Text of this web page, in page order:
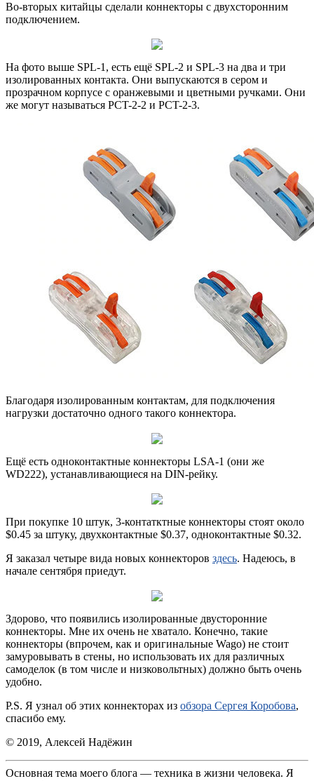
Во-вторых китайцы сделали коннекторы с двухсторонним
подключением.
На фото выше SPL-1, есть ещё SPL-2 и SPL-3 на два и три
изолированных контакта. Они выпускаются в сером и
прозрачном корпусе с оранжевыми и цветными ручками. Они
же могут называться PCT-2-2 и PCT-2-3.
Благодаря изолированным контактам, для подключения
нагрузки достаточно одного такого коннектора.
Ещё есть одноконтактные коннекторы LSA-1 (они же
WD222), устанавливающиеся на DIN-рейку.
При покупке 10 штук, 3-контатктные коннекторы стоят около
$0.45 за штуку, двухконтактные $0.37, одноконтактные $0.32.
Я заказал четыре вида новых коннекторов здесь. Надеюсь, в
начале сентября приедут.
Здорово, что появились изолированные двусторонние
коннекторы. Мне их очень не хватало. Конечно, такие
коннекторы (впрочем, как и оригинальные Wago) не стоит
замуровывать в стены, но использовать их для различных
самоделок (в том числе и низковольтных) должно быть очень
удобно.
P.S. Я узнал об этих коннекторах из обзора Сергея Коробова,
спасибо ему.
© 2019, Алексей Надёжин
Основная тема моего блога — техника в жизни человека. Я